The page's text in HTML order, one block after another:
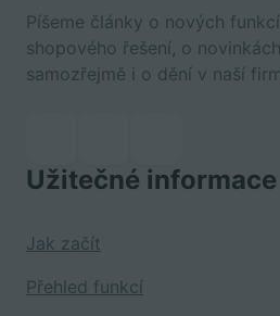
Píšeme články o nových
shopového řešení, o
samozřejmě i o dění v naší
Užitečné informace
Jak začít
Přehled funkcí